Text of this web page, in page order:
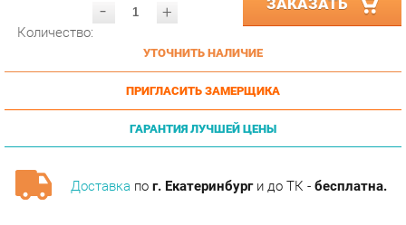
УТОЧНИТЬ НАЛИЧИЕ
ПРИГЛАСИТЬ ЗАМЕРЩИКА
ГАРАНТИЯ ЛУЧШЕЙ ЦЕНЫ
Доставкапог. Екатеринбурги до ТК -бесплатна.